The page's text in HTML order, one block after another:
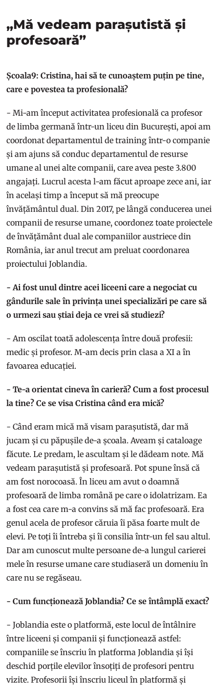
„Mă vedeam parașutistă și
profesoară”
Școala9: Cristina, hai să te cunoaștem puțin pe tine,
care e povestea ta profesională?
- Mi-am început activitatea profesională ca profesor
de limba germană într-un liceu din București, apoi am
coordonat departamentul de training într-o companie
și am ajuns să conduc departamentul de resurse
umane al unei alte companii, care avea peste 3.800
angajați. Lucrul acesta l-am făcut aproape zece ani, iar
în același timp a început să mă preocupe
învățământul dual. Din 2017, pe lângă conducerea unei
companii de resurse umane, coordonez toate proiectele
de învățământ dual ale companiilor austriece din
România, iar anul trecut am preluat coordonarea
proiectului Joblandia.
- Ai fost unul dintre acei liceeni care a negociat cu
gândurile sale în privința unei specializări pe care să
o urmezi sau știai deja ce vrei să studiezi?
- Am oscilat toată adolescența între două profesii:
medic și profesor. M-am decis prin clasa a XI a în
favoarea educației.
- Te-a orientat cineva în carieră? Cum a fost procesul
la tine? Ce se visa Cristina când era mică?
- Când eram mică mă visam parașutistă, dar mă
jucam și cu păpușile de-a școala. Aveam și cataloage
făcute. Le predam, le ascultam și le dădeam note. Mă
vedeam parașutistă și profesoară. Pot spune însă că
am fost norocoasă. În liceu am avut o doamnă
profesoară de limba română pe care o idolatrizam. Ea
a fost cea care m-a convins să mă fac profesoară. Era
genul acela de profesor căruia îi păsa foarte mult de
elevi. Pe toți îi întreba și îi consilia într-un fel sau altul.
Dar am cunoscut multe persoane de-a lungul carierei
mele în resurse umane care studiaseră un domeniu în
care nu se regăseau.
- Cum funcționează Joblandia? Ce se întâmplă exact?
- Joblandia este o platformă, este locul de întâlnire
între liceeni și companii și funcționează astfel:
companiile se înscriu în platforma Joblandia și își
deschid porțile elevilor însoțiți de profesori pentru
vizite. Profesorii își înscriu liceul în platformă și